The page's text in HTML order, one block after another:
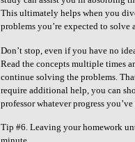
This ultimately helps when you
problems you’re expected to solve
Don’t stop, even if you have no
Read the concepts multiple times
continue solving the problems.
require additional help, you can
professor whatever progress you’ve
Tip #6. Leaving your homework